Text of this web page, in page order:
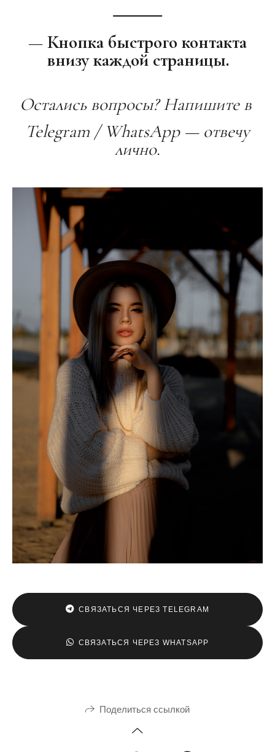
⸻
— Кнопка быстрого контакта
внизу каждой страницы.
Остались вопросы? Напишите в
Telegram / WhatsApp — отвечу
лично.
СВЯЗАТЬСЯ ЧЕРЕЗ TELEGRAM
СВЯЗАТЬСЯ ЧЕРЕЗ WHATSAPP
Поделиться ссылкой